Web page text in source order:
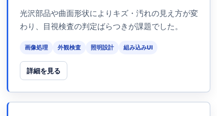
光沢部品や曲面形状によりキズ・汚れの見え方が変
わり、目視検査の判定ばらつきが課題でした。
画像処理 外観検査 照明設計 組み込みUI
詳細を見る